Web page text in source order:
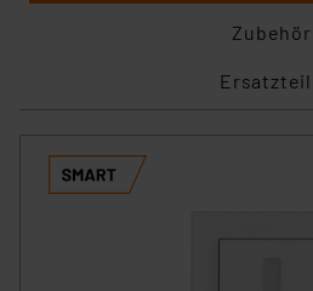
Zubehör